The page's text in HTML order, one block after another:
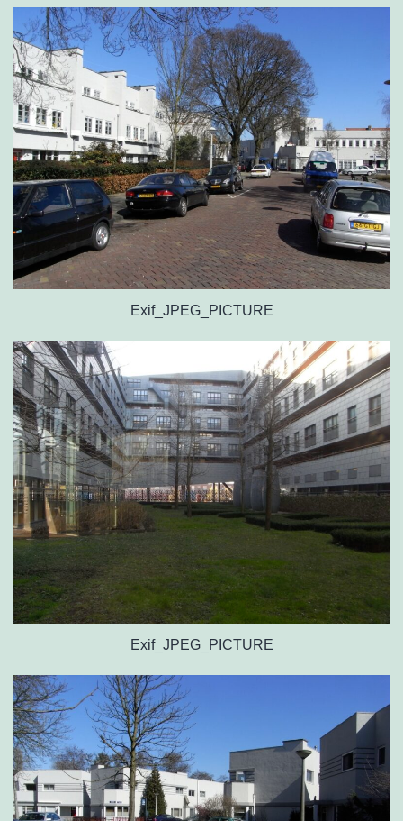
Exif_JPEG_PICTURE
Exif_JPEG_PICTURE